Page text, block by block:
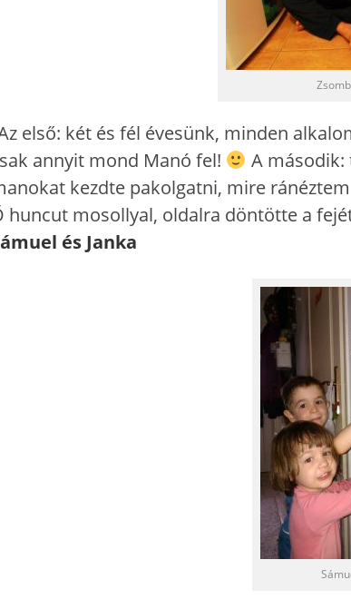
első: két és fél évesünk, minden
annyit mond Manó fel!
A második:
kezdte pakolgatni, mire
huncut mosollyal, oldalra döntötte a
és Janka